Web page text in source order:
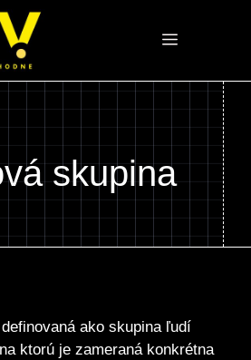
Menu
skupina
ako skupina ľudí
ktorú je zameraná konkrétna